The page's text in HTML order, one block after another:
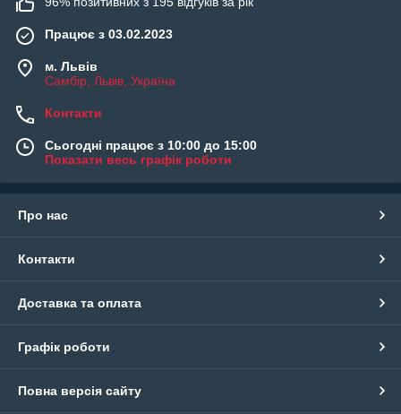
Працює з 03.02.2023
м. Львів
Самбір, Львів, Україна
Контакти
Сьогодні працює з 10:00 до 15:00
Показати весь графік роботи
Про нас
Контакти
Доставка та оплата
Графік роботи
Повна версія сайту